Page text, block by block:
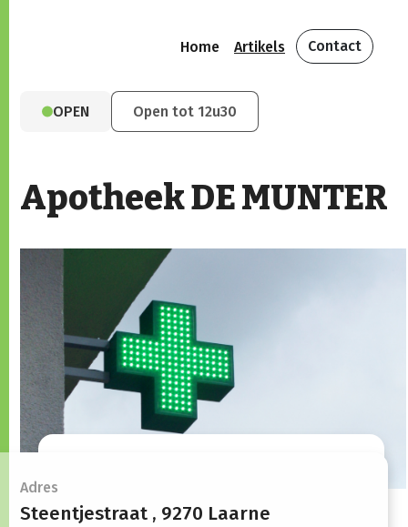
Home Artikels Contact
OPEN Open tot 12u30
Adres
Steentjestraat , 9270 Laarne
Apotheek DE MUNTER